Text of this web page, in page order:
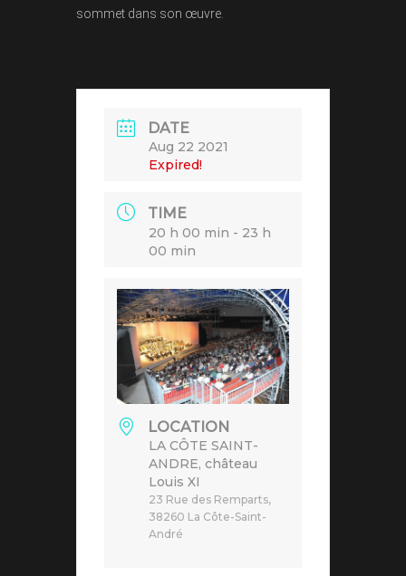
sommet dans son œuvre.
DATE
Aug 22 2021
Expired!
TIME
20 h 00 min - 23 h
00 min
LOCATION
LA CÔTE SAINT-
ANDRE, château
Louis XI
23 Rue des Remparts,
38260 La Côte-Saint-
André